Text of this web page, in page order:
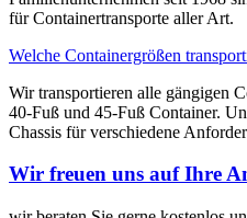
für Containertransporte aller Art.
Welche Containergrößen
Wir transportieren alle gängigen
40-Fuß und 45-Fuß Container.
Chassis für verschiedene
Wir freuen uns auf Ihre